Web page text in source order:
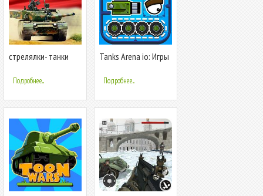
стрелялки- танки
Подробнее...
Tanks Arena io: Игры
Подробнее...